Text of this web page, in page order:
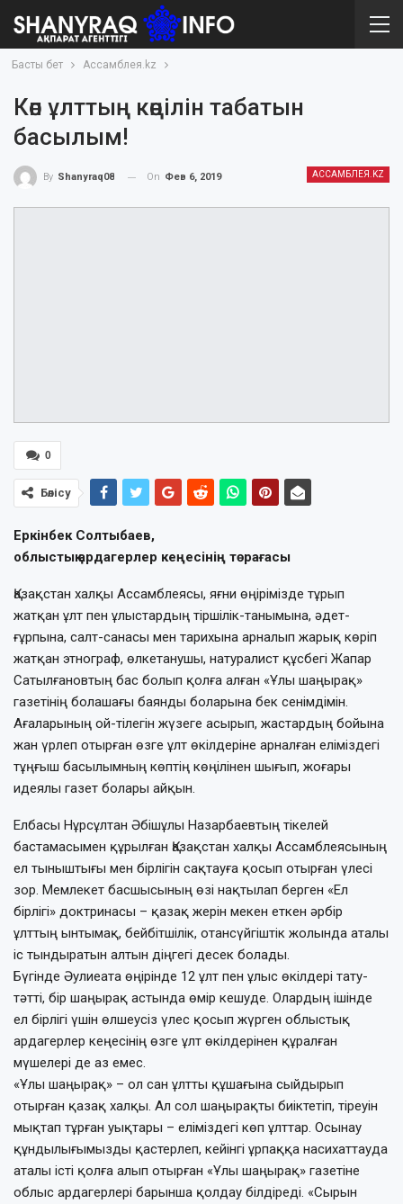
Басты бет Ассамблея.kz
Көп ұлттың көңілін табатын
басылым!
АССАМБЛЕЯ.KZ
By Shanyraq08 On Фев 6, 2019
0
Бөлісу
Еркінбек Солтыбаев,
облыстық ардагерлер кеңесінің төрағасы
Қазақстан халқы Ассамблеясы, яғни өңірімізде тұрып
жатқан ұлт пен ұлыстардың тіршілік-танымына, әдет-
ғұрпына, салт-санасы мен тарихына арналып жарық көріп
жатқан этнограф, өлкетанушы, натуралист құсбегі Жапар
Сатылғановтың бас болып қолға алған «Ұлы шаңырақ»
газетінің болашағы баянды боларына бек сенімдімін.
Ағаларының ой-тілегін жүзеге асырып, жастардың бойына
жан үрлеп отырған өзге ұлт өкілдеріне арналған еліміздегі
тұңғыш басылымның көптің көңілінен шығып, жоғары
идеялы газет болары айқын.
Елбасы Нұрсұлтан Әбішұлы Назарбаевтың тікелей
бастамасымен құрылған Қазақстан халқы Ассамблеясының
ел тыныштығы мен бірлігін сақтауға қосып отырған үлесі
зор. Мемлекет басшысының өзі нақтылап берген «Ел
бірлігі» доктринасы – қазақ жерін мекен еткен әрбір
ұлттың ынтымақ, бейбітшілік, отансүйгіштік жолында аталы
іс тындыратын алтын діңгегі десек болады.
Бүгінде Әулиеата өңірінде 12 ұлт пен ұлыс өкілдері тату-
тәтті, бір шаңырақ астында өмір кешу­де. Олардың ішінде
ел бірлігі үшін өлшеусіз үлес қосып жүрген облыстық
ардагерлер кеңесінің өзге ұлт өкілдерінен құралған
мүшелері де аз емес.
«Ұлы шаңырақ» – ол сан ұлтты құшағына сыйдырып
отырған қазақ халқы. Ал сол шаңырақты биіктетіп, тіреуін
мықтап тұрған уықтары – еліміздегі көп ұлттар. Осынау
құндылығымызды қастерлеп, кейінгі ұрпаққа насихаттауда
аталы істі қолға алып отырған «Ұлы шаңырақ» газетіне
облыс ардагерлері барынша қолдау білдіреді. «Сырын